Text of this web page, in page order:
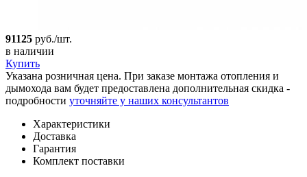
91125 руб./шт.
в наличии
Купить
Указана розничная цена. При заказе монтажа отопления и
дымохода вам будет предоставлена дополнительная скидка -
подробности уточняйте у наших консультантов
Характеристики
Доставка
Гарантия
Комплект поставки